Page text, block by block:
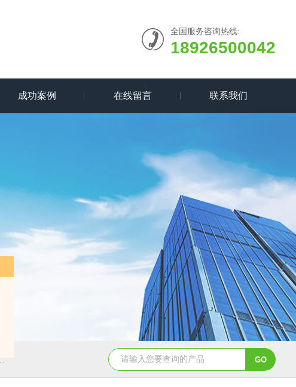
全国服务咨询热线:
18926500042
成功案例 在线留言 联系我们
TGA 550热重分析仪 美国TA Discovery Core 流变仪